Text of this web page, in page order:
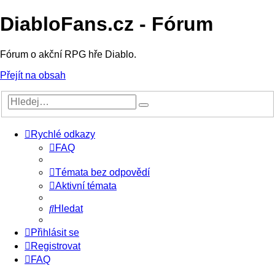
DiabloFans.cz - Fórum
Fórum o akční RPG hře Diablo.
Přejít na obsah
Rychlé odkazy
FAQ
Témata bez odpovědí
Aktivní témata
Hledat
Přihlásit se
Registrovat
FAQ